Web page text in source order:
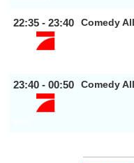
22:35 - 23:40 Comedy
23:40 - 00:50 Comedy